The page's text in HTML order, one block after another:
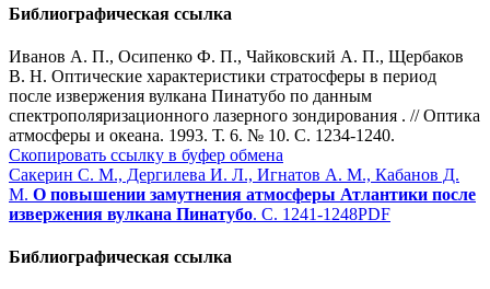
Библиографическая ссылка
Иванов А. П., Осипенко Ф. П., Чайковский А. П., Щербаков
В. Н. Оптические характеристики стратосферы в период
после извержения вулкана Пинатубо по данным
спектрополяризационного лазерного зондирования . // Оптика
атмосферы и океана. 1993. Т. 6. № 10. С. 1234-1240.
Скопировать ссылку в буфер обмена
Сакерин С. М., Дергилева И. Л., Игнатов А. М., Кабанов Д.
М. О повышении замутнения атмосферы Атлантики после
извержения вулкана Пинатубо. С. 1241-1248PDF
Библиографическая ссылка